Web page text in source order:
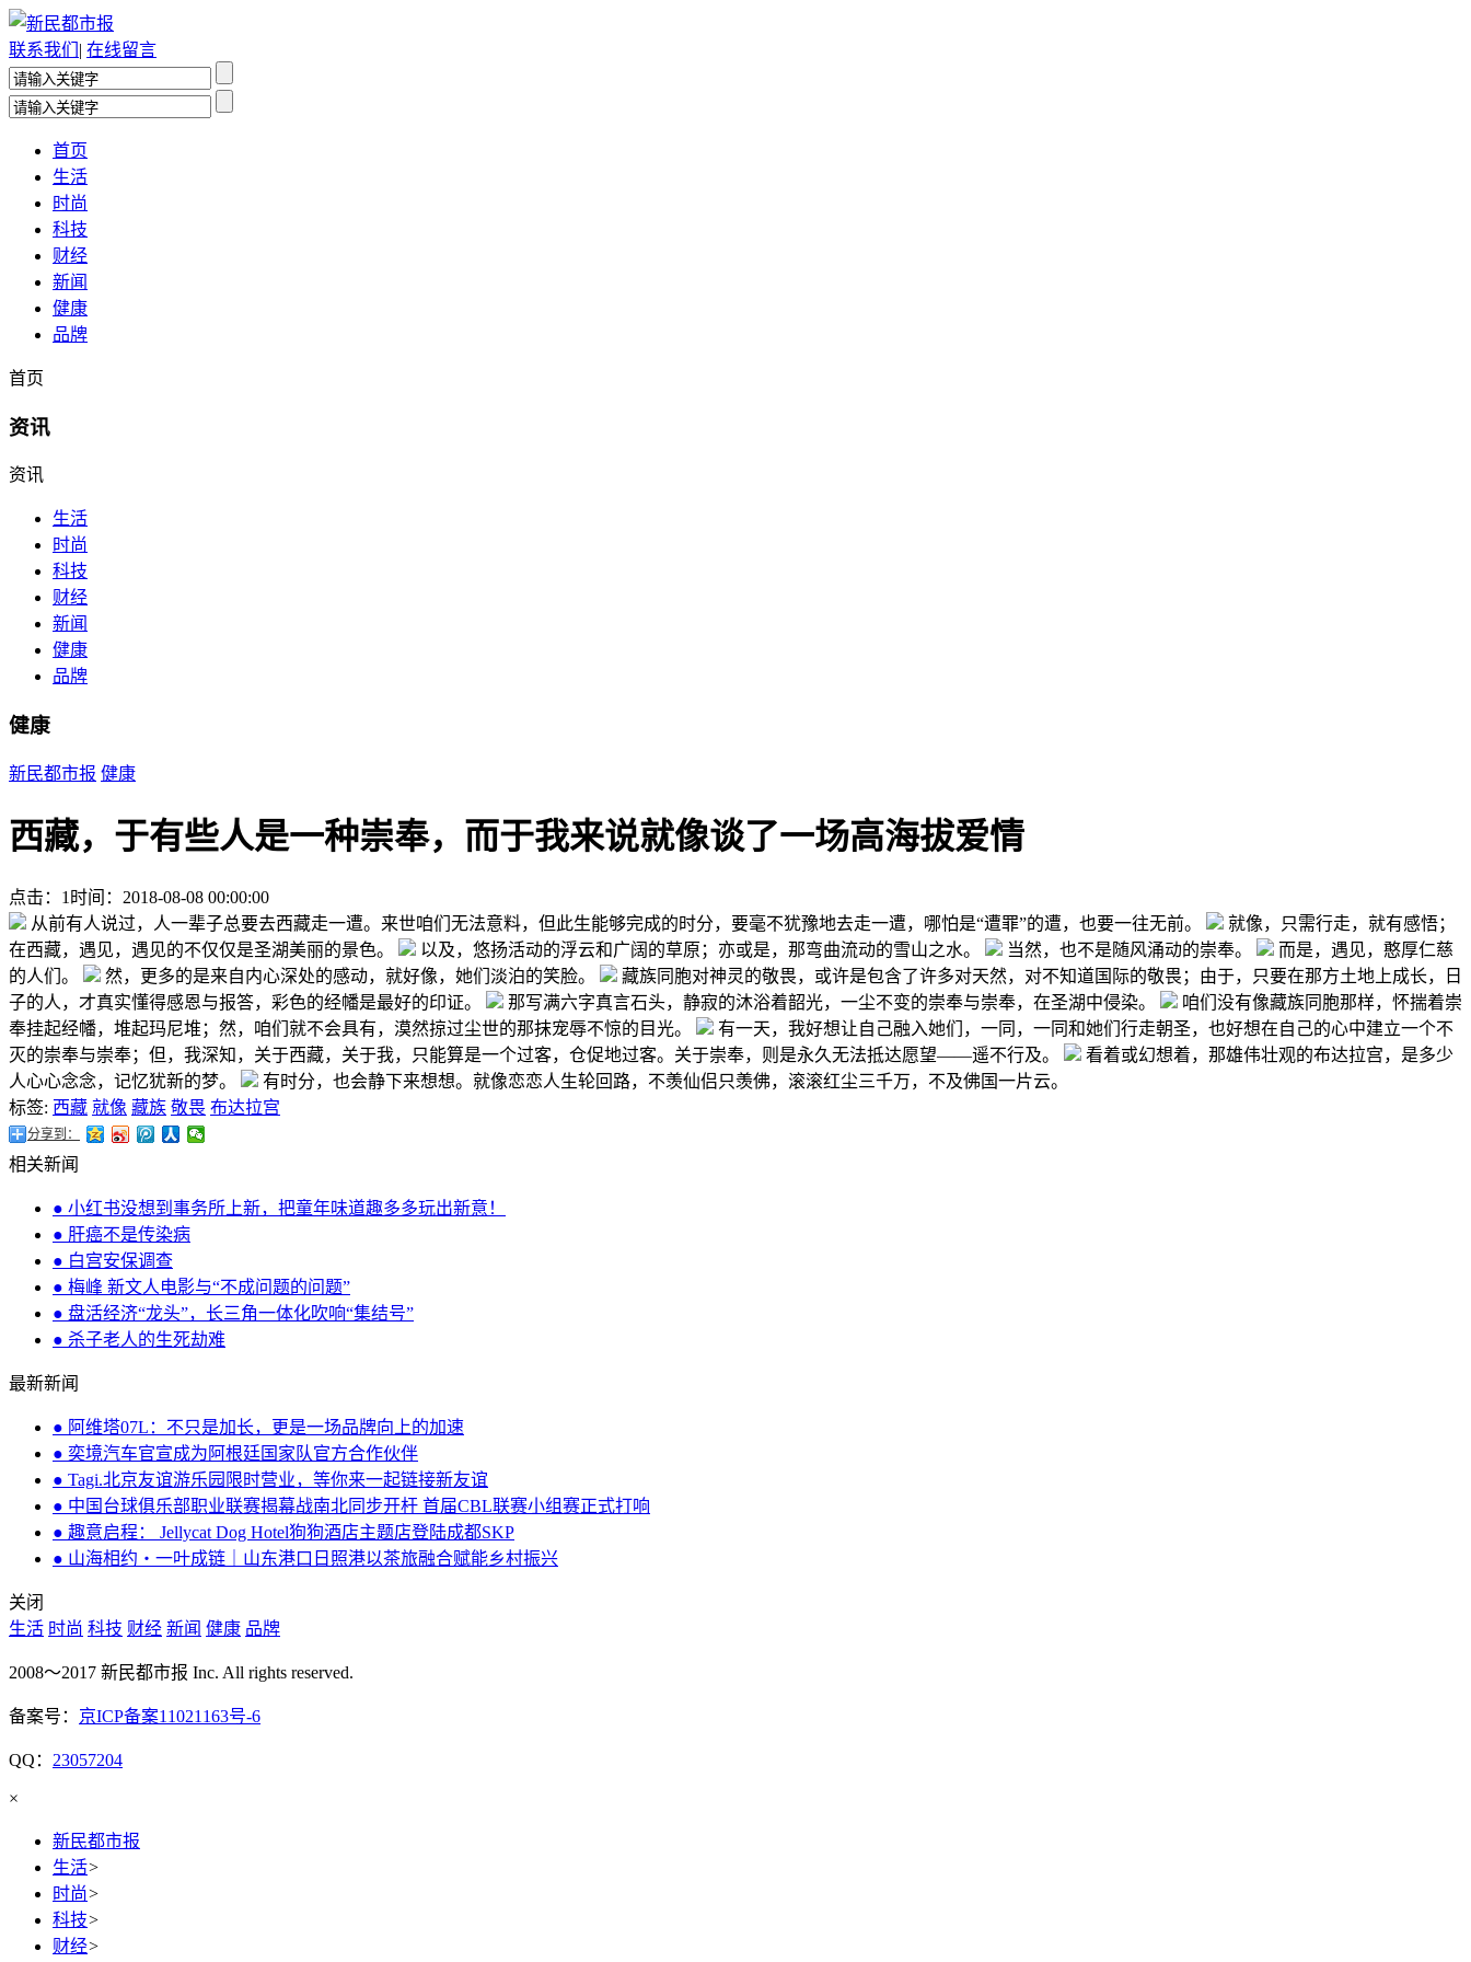
联系我们 | 在线留言
首页
生活
时尚
科技
财经
新闻
健康
品牌
首页
资讯
资讯
生活
时尚
科技
财经
新闻
健康
品牌
健康
新民都市报 健康
西藏，于有些人是一种崇奉，而于我来说就像谈了一场高海拔爱情
点击：1 时间：2018-08-08 00:00:00
从前有人说过，人一辈子总要去西藏走一遭。来世咱们无法意料，但此生能够完成的时分，要毫不犹豫地去走一遭，哪怕是“遭罪”的遭，也要一往无前。
就像，只需行走，就有感悟；
在西藏，遇见，遇见的不仅仅是圣湖美丽的景色。
以及，悠扬活动的浮云和广阔的草原；亦或是，那弯曲流动的雪山之水。 当然，也不是随风涌动的崇奉。
而是，遇见，憨厚仁慈
的人们。
然，更多的是来自内心深处的感动，就好像，她们淡泊的笑脸。
藏族同胞对神灵的敬畏，或许是包含了许多对天然，对不知道国际的敬畏；由于，只要在那方土地上成长，日
子的人，才真实懂得感恩与报答，彩色的经幡是最好的印证。
那写满六字真言石头，静寂的沐浴着韶光，一尘不变的崇奉与崇奉，在圣湖中侵染。
咱们没有像藏族同胞那样，怀揣着崇
奉挂起经幡，堆起玛尼堆；然，咱们就不会具有，漠然掠过尘世的那抹宠辱不惊的目光。
有一天，我好想让自己融入她们，一同，一同和她们行走朝圣，也好想在自己的心中建立一个不
灭的崇奉与崇奉；但，我深知，关于西藏，关于我，只能算是一个过客，仓促地过客。关于崇奉，则是永久无法抵达愿望——遥不行及。
看着或幻想着，那雄伟壮观的布达拉宫，是多少
人心心念念，记忆犹新的梦。
有时分，也会静下来想想。就像恋恋人生轮回路，不羡仙侣只羡佛，滚滚红尘三千万，不及佛国一片云。
标签: 西藏 就像 藏族 敬畏 布达拉宫
分享到：
相关新闻
● 小红书没想到事务所上新，把童年味道趣多多玩出新意！
● 肝癌不是传染病
● 白宫安保调查
● 梅峰 新文人电影与“不成问题的问题”
● 盘活经济“龙头”，长三角一体化吹响“集结号”
● 杀子老人的生死劫难
最新新闻
● 阿维塔07L：不只是加长，更是一场品牌向上的加速
● 奕境汽车官宣成为阿根廷国家队官方合作伙伴
● Tagi.北京友谊游乐园限时营业，等你来一起链接新友谊
● 中国台球俱乐部职业联赛揭幕战南北同步开杆 首届CBL联赛小组赛正式打响
● 趣意启程： Jellycat Dog Hotel狗狗酒店主题店登陆成都SKP
● 山海相约・一叶成链｜山东港口日照港以茶旅融合赋能乡村振兴
关闭
生活 时尚 科技 财经 新闻 健康 品牌
2008～2017 新民都市报 Inc. All rights reserved.
备案号： 京ICP备案11021163号-6
QQ： 23057204
×
新民都市报
生活>
时尚>
科技>
财经>